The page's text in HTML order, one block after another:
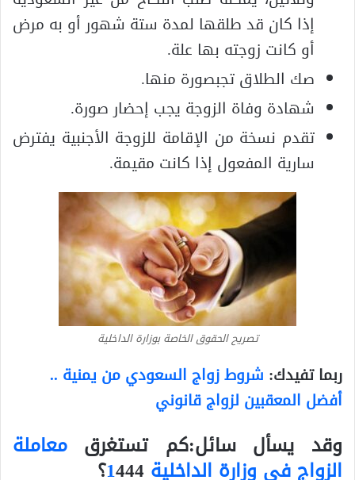
إذا كان قد طلقها لمدة ستة شهور أو به مرض
أو كانت زوجته بها علة.
صك الطلاق تجبصورة منها.
شهادة وفاة الزوجة يجب إحضار صورة.
تقدم نسخة من الإقامة للزوجة الأجنبية يفترض
سارية المفعول إذا كانت مقيمة.
تصريح الحقوق الخاصة بوزارة الداخلية
ربما تفيدك: شروط زواج السعودي من يمنية ..
أفضل المعقبين لزواج قانوني
وقد يسأل سائل:كم تستغرق معاملة
الزواج في وزارة الداخلية 1 444؟